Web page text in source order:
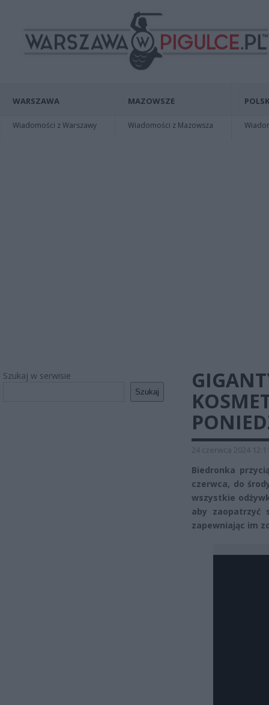
WARSZAWA
Wiadomości z Warszawy
MAZOWSZE
Wiadomości z Mazowsza
Szukaj w serwisie
Szukaj
24 czerwca 2024
Biedronka
czerwca, do
wszystkie
aby zaopatrzyć
zapewniając im